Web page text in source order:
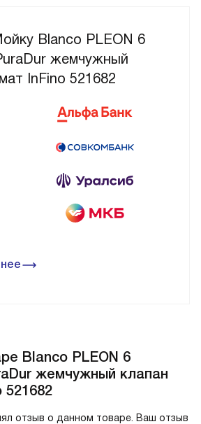
Blanco PLEON 6
жемчужный
InFino 521682
Blanco PLEON 6
жемчужный клапан
521682
отзыв о данном товаре. Ваш отзыв